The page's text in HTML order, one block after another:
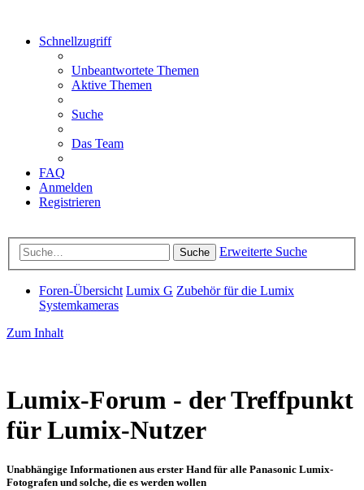
Schnellzugriff
Unbeantwortete Themen
Aktive Themen
Suche
Das Team
FAQ
Anmelden
Registrieren
Suche Erweiterte Suche
Foren-Übersicht Lumix G Zubehör für die Lumix
Systemkameras
Zum Inhalt
Lumix-Forum - der Treffpunkt
für Lumix-Nutzer
Unabhängige Informationen aus erster Hand für alle Panasonic Lumix-
Fotografen und solche, die es werden wollen